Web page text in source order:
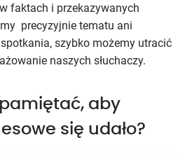
faktach i przekazywanych
precyzyjnie tematu ani
szybko możemy utracić
naszych słuchaczy.
aby
się udało?